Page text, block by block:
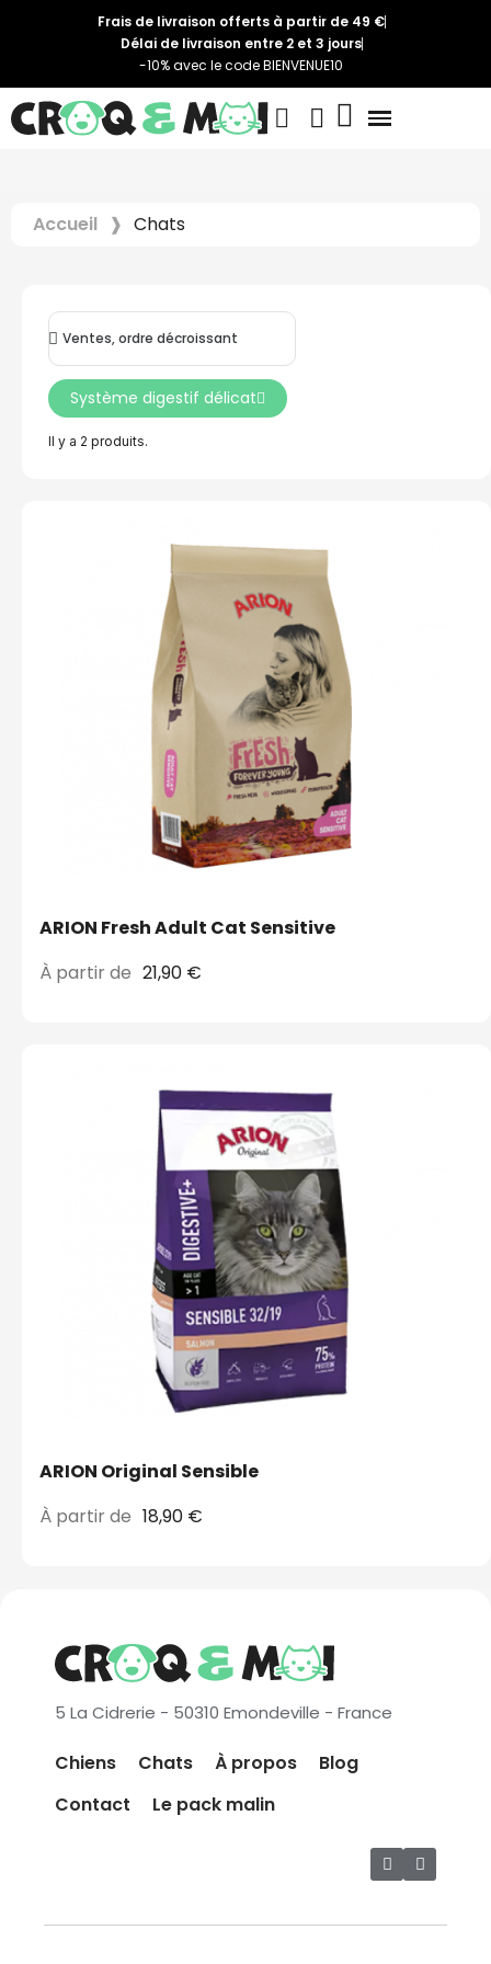
Frais de livraison offerts à partir de 49 €
Délai de livraison entre 2 et 3 jours
-10% avec le code BIENVENUE10
Accueil Chats
Il y a 2 produits.
Système digestif délicat
ARION Fresh Adult Cat Sensitive
À partir de 21,90 €
ARION Original Sensible
À partir de 18,90 €
5 La Cidrerie - 50310 Emondeville - France
Chiens Chats À propos
Blog
Contact
Le pack malin